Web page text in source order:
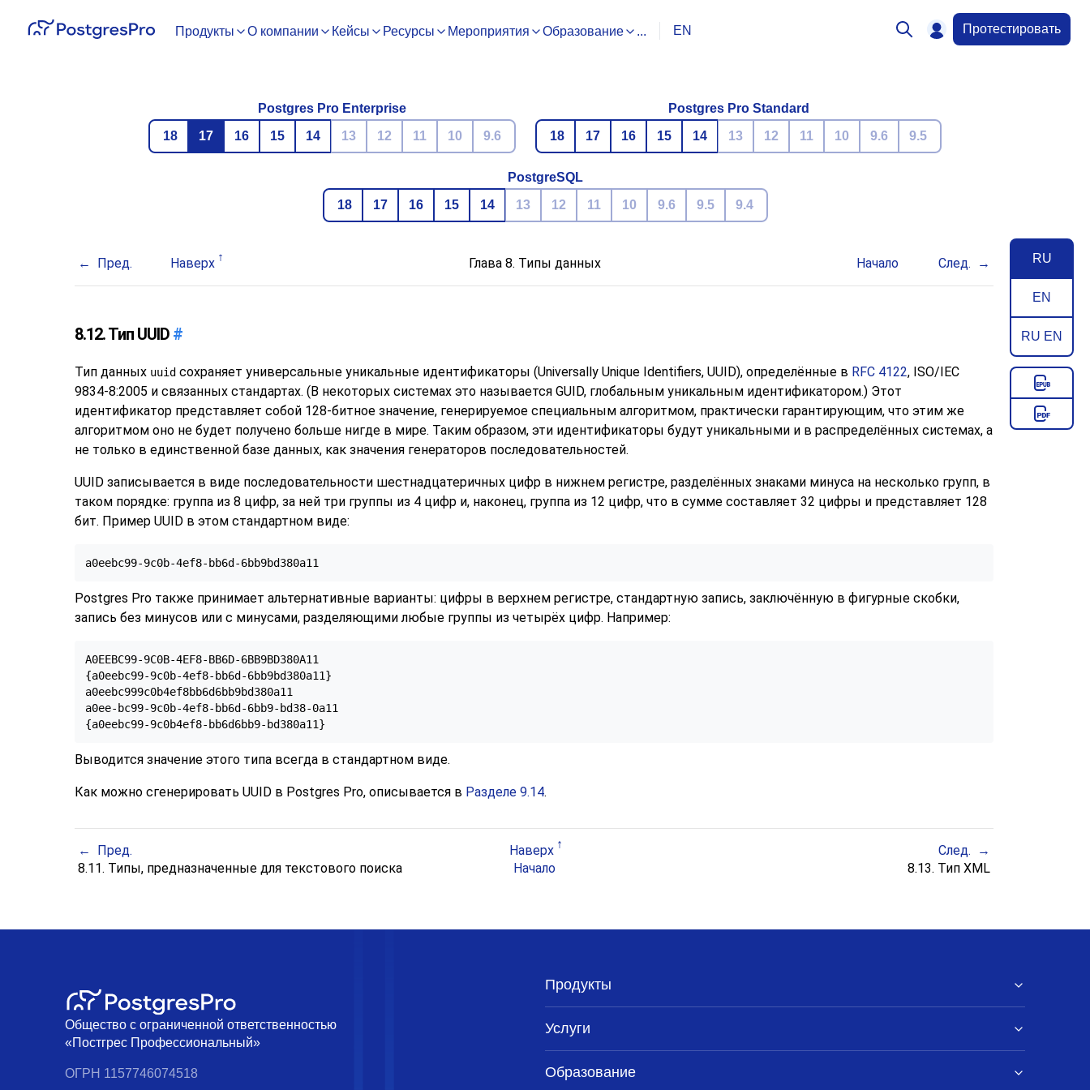
Продукты О компании Кейсы Ресурсы Мероприятия Образование ... EN Протестировать
Postgres Pro Enterprise
18
17 16 15 14 13 12 11 10 9.6
Postgres Pro Standard
18
17 16 15 14 13 12 11 10 9.6 9.5
PostgreSQL
18
17 16 15 14 13 12 11 10 9.6 9.5 9.4
RU
EN
RU EN
Пред. Наверх Глава 8. Типы данных Начало След.
8.12. Тип UUID #
Тип данных uuid сохраняет универсальные уникальные идентификаторы (Universally Unique Identifiers, UUID), определённые в RFC 4122, ISO/IEC
9834-8:2005 и связанных стандартах. (В некоторых системах это называется GUID, глобальным уникальным идентификатором.) Этот
идентификатор представляет собой 128-битное значение, генерируемое специальным алгоритмом, практически гарантирующим, что этим же
алгоритмом оно не будет получено больше нигде в мире. Таким образом, эти идентификаторы будут уникальными и в распределённых системах, а
не только в единственной базе данных, как значения генераторов последовательностей.
UUID записывается в виде последовательности шестнадцатеричных цифр в нижнем регистре, разделённых знаками минуса на несколько групп, в
таком порядке: группа из 8 цифр, за ней три группы из 4 цифр и, наконец, группа из 12 цифр, что в сумме составляет 32 цифры и представляет 128
бит. Пример UUID в этом стандартном виде:
a0eebc99-9c0b-4ef8-bb6d-6bb9bd380a11
Postgres Pro также принимает альтернативные варианты: цифры в верхнем регистре, стандартную запись, заключённую в фигурные скобки,
запись без минусов или с минусами, разделяющими любые группы из четырёх цифр. Например:
A0EEBC99-9C0B-4EF8-BB6D-6BB9BD380A11
{a0eebc99-9c0b-4ef8-bb6d-6bb9bd380a11}
a0eebc999c0b4ef8bb6d6bb9bd380a11
a0ee-bc99-9c0b-4ef8-bb6d-6bb9-bd38-0a11
{a0eebc99-9c0b4ef8-bb6d6bb9-bd380a11}
Выводится значение этого типа всегда в стандартном виде.
Как можно сгенерировать UUID в Postgres Pro, описывается в Разделе 9.14.
Пред. Наверх
След.
8.11. Типы, предназначенные для текстового поиска
Начало 8.13. Тип XML
Общество с ограниченной ответственностью
«Постгрес Профессиональный»
ОГРН 1157746074518
Продукты
Услуги
Образование